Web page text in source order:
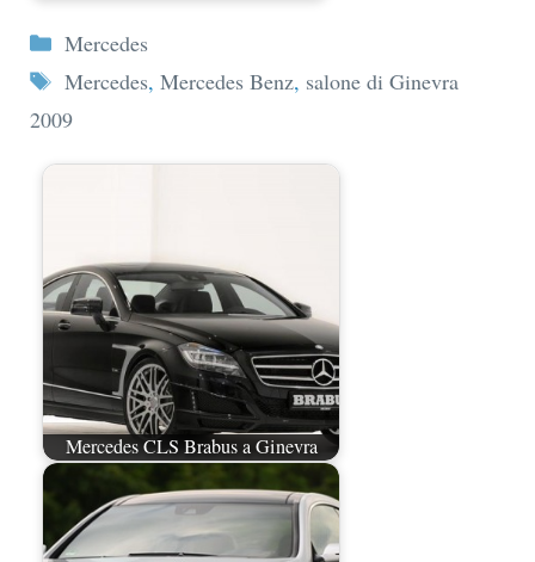
Categorie
Mercedes
Tag
Mercedes, Mercedes Benz, salone di Ginevra
2009
Mercedes CLS Brabus a Ginevra